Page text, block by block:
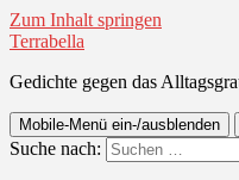
Zum Inhalt springen
Terrabella
Gedichte gegen das
Mobile-Menü ein-/ausblenden
Suche nach: